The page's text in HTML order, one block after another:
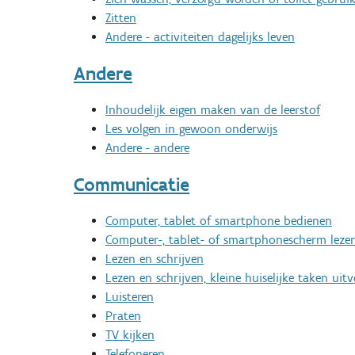
Zitten
Andere - activiteiten dagelijks leven
Andere
Inhoudelijk eigen maken van de leerstof
Les volgen in gewoon onderwijs
Andere - andere
Communicatie
Computer, tablet of smartphone bedienen
Computer-, tablet- of smartphonescherm
Lezen en schrijven
Lezen en schrijven, kleine huiselijke taken
Luisteren
Praten
TV kijken